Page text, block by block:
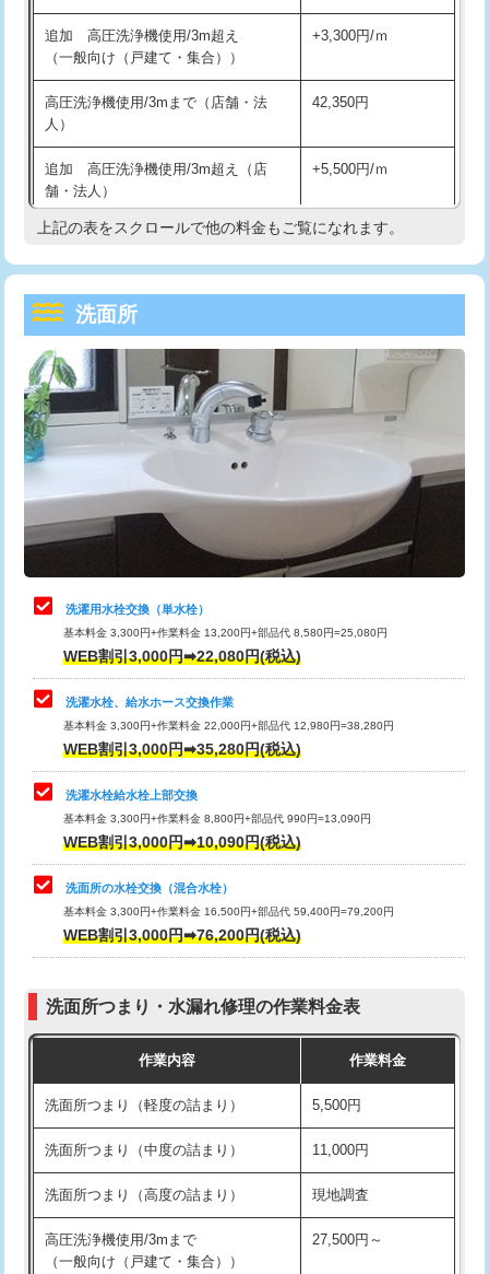
マス交換（深さ50㎝以上） 66,000円
コンクリート斫り（厚さ10㎝まで） 27,500円
コンクリート斫り（厚さ10㎝超え）
モルタル補修（厚さ10㎝まで）
モルタル補修（厚さ10㎝超え） 38,500円
洗面台設置 38,500円
追加人工
廃棄・処分 現場見積
※給水管工事は20mmまでの価格です。
持込商品取付（混合水栓） 16,500円
給水管工事※（ホール加工)
給水管工事※（バンド止め) 3,300円
給水管工事※（支持金具設置) 5,500円
給水管工事※（保温材使用（バンド止
め込み）)
5,500円
給水管工事※（土の掘削・埋め戻し作
業)
11,000円
給水管工事※（塩ビ管（VP・HI）使
用/3ｍまで)
33,000円
給水管工事※（塩ビ管（VP・HI）使
用（追加）/3ｍ超え)
給水管工事※（ライニング鋼管・銅
管・ポリ管・HT管使用/3ｍまで)
44,000円
給水管工事※（ライニング鋼管・銅
管・ポリ管・HT管使用/3ｍ超え)
排水管工事（土の掘削・埋め戻し作
業）
排水管工事（排水管工事/3ｍまで） 55,000円
排水管工事（追加 排水管工事/3ｍ超
え）
マス交換（土の掘削・埋め戻し作業）
マス交換（深さ50㎝未満）
マス交換（深さ50㎝以上）
モルタル補修（厚さ10㎝まで） 27,500円
モルタル補修（厚さ10㎝超え） 38,500円
洗面台設置 38,500円
バスタブ設置 現場見積
追加人工 16,500円
追加 高圧洗浄機使用/3m超え
（一般向け（戸建て・集合））
+3,300円/ｍ
高圧洗浄機使用/3mまで（店舗・法
人）
42,350円
追加 高圧洗浄機使用/3m超え（店
舗・法人）
+5,500円/ｍ
高度高圧洗浄換 現地調査
トーラー機使用/3mまで
追加トーラー機使用/3m超え +3,300円
カメラ調査 33,000円
桝清掃
止水・漏水調査・防水処理・清掃・修
理・調整・分解・加工など（軽作業）
11,000円
止水・漏水調査・防水処理・清掃・修
理・調整・分解・加工など（中作業）
22,000円
止水・漏水調査・防水処理・清掃・修
理・調整・分解・加工など（重作業）
33,000円
キッチンタンク脱着
その他部品の脱着
交換・取付（タンク）
交換・取付(単水栓（壁付・デッキ
式）)
交換・取付(混合水栓（壁付・デッキ
式・ワンホール）)
16,500円+材料費
（P/S/ポップアップ））
交換・取付（その他部品） 11,000円+材料費
持込商品取付（単水栓） 13,200円
持込商品取付（混合水栓） 16,500円
持込商品取付（浄水器・分岐水栓） 16,500円
給水管工事※（ホール加工) 16,500円
給水管工事※（バンド止め)
上記の表をスクロールで他の料金もご覧になれます。
洗面所
洗濯用水栓交換（単水栓）
基本料金 3,300円+作業料金 13,200円+部品代 8,580円=25,080円
WEB割引3,000円➡22,080円(税込)
洗濯水栓、給水ホース交換作業
基本料金 3,300円+作業料金 22,000円+部品代 12,980円=38,280円
WEB割引3,000円➡35,280円(税込)
洗濯水栓給水栓上部交換
基本料金 3,300円+作業料金 8,800円+部品代 990円=13,090円
WEB割引3,000円➡10,090円(税込)
洗面所の水栓交換（混合水栓）
基本料金 3,300円+作業料金 16,500円+部品代 59,400円=79,200円
WEB割引3,000円➡76,200円(税込)
洗面所つまり・水漏れ修理の作業料金表
作業内容 作業料金
洗面所つまり（軽度の詰まり） 5,500円
洗面所つまり（中度の詰まり） 11,000円
洗面所つまり（高度の詰まり） 現地調査
高圧洗浄機使用/3mまで
（一般向け（戸建て・集合））
27,500円～